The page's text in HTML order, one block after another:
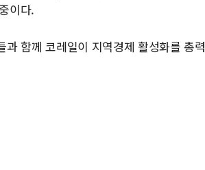
이다.
함께 코레일이 지역경제 활성화를 총력